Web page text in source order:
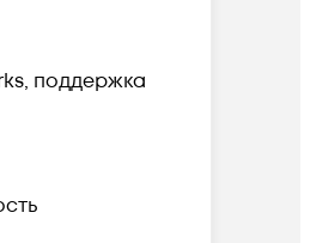
поддержка